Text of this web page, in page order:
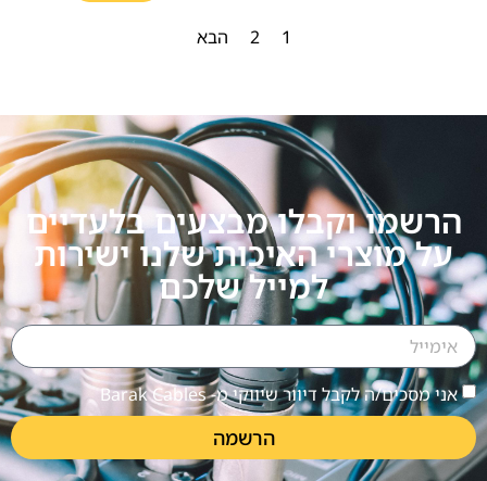
1
2 הבא
הרשמו וקבלו מבצעים בלעדיים
על מוצרי האיכות שלנו ישירות
למייל שלכם
אני מסכים/ה לקבל דיוור שיווקי מ- Barak Cables
הרשמה